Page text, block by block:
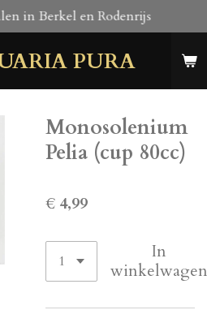
PURA
in Berkel en Rodenrijs
Monosolenium
Pelia (cup 80cc)
€ 4,99
In
winkelwagen